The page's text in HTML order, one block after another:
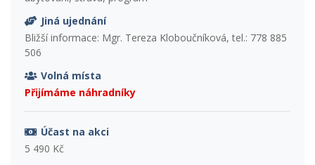
Jiná ujednání
Bližší informace: Mgr. Tereza Kloboučníková, tel.: 778 885
506
Volná místa
Přijímáme náhradníky
Účast na akci
5 490 Kč